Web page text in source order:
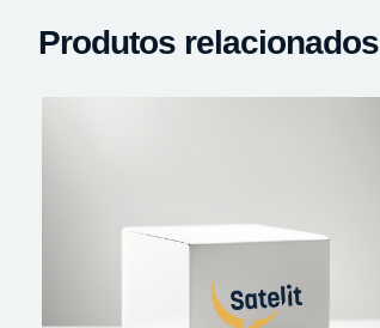
Produtos relacionados